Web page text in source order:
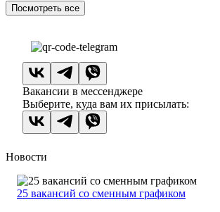
Посмотреть все
Вакансии в мессенджере
Выберите, куда вам их присылать:
Новости
25 вакансий со сменным графиком